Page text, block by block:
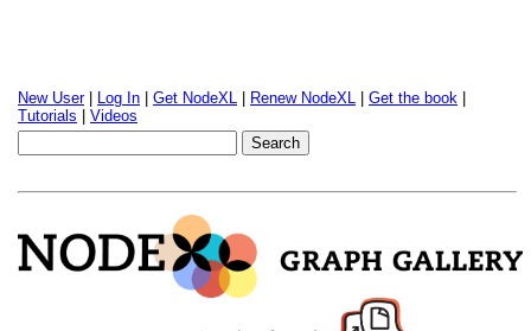
New User| Log In Get NodeXL Renew NodeXL Get the book
Tutorials
Videos